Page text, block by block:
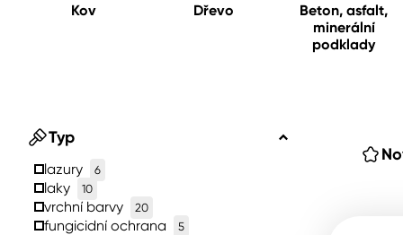
Kov Dřevo
Beton, asfalt,
minerální
podklady
Typ
lazury 6
laky 10
vrchní barvy 20
fungicidní ochrana 5